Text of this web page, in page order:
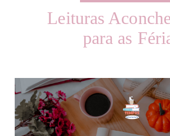
Leituras
para as